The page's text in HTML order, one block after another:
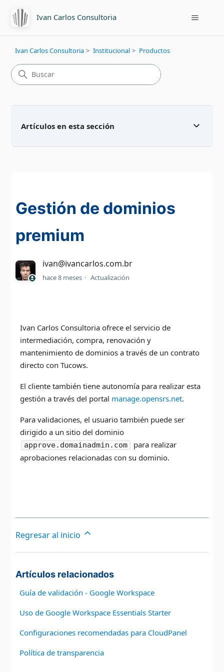
Ivan Carlos Consultoria
Ivan Carlos Consultoria Institucional Productos
Artículos en esta sección
Gestión de dominios
premium
ivan@ivancarlos.com.br
hace 8 meses Actualización
Ivan Carlos Consultoria ofrece el servicio de
intermediación, compra, renovación y
mantenimiento de dominios a través de un contrato
directo con Tucows.
El cliente también tiene autonomía para realizar esta
gestión a través del portal manage.opensrs.net.
Para validaciones, el usuario también puede ser
dirigido a un sitio del dominio
approve.domainadmin.com
para realizar
aprobaciones relacionadas con su dominio.
Regresar al inicio
Artículos relacionados
Guía de validación - Google Workspace
Uso de Google Workspace Essentials Starter
Configuraciones recomendadas para CloudPanel
Política de transparencia